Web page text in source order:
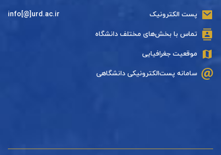
پست الکترونیک info[@]urd.ac.ir
تماس با بخش‌های مختلف دانشگاه
موقعیت جغرافیایی
سامانه پست‌الکترونیکی دانشگاهی